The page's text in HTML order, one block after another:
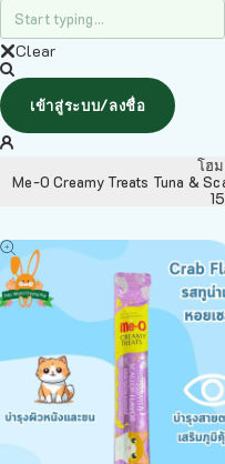
Clear
เข้าสู่ระบบ/ลงชื่อ
โฮม
Me-O Creamy Treats Tuna &